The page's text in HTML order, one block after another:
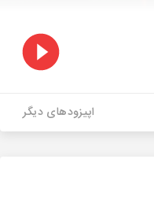
اپیزودهای دیگر